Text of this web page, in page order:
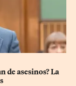
de asesinos? La